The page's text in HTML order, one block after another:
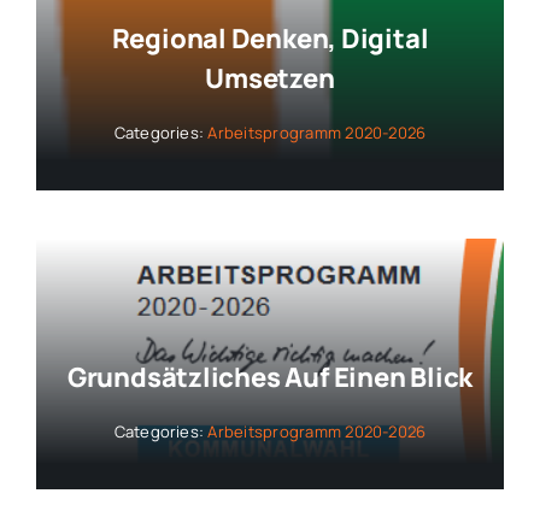
Regional Denken, Digital
Umsetzen
Categories:Arbeitsprogramm 2020-2026
Grundsätzliches Auf Einen Blick
Categories:Arbeitsprogramm 2020-2026